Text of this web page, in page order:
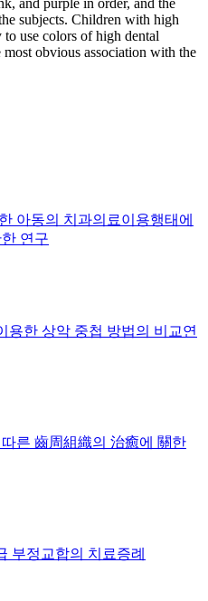
and purple in order, and the
subjects. Children with high
to use colors of high dental
obvious association with the
아동의 치과의료이용행태에
연구
용한 상악 중첩 방법의 비교연
른 齒周組織의 治癒에 關한
부정교합의 치료증례